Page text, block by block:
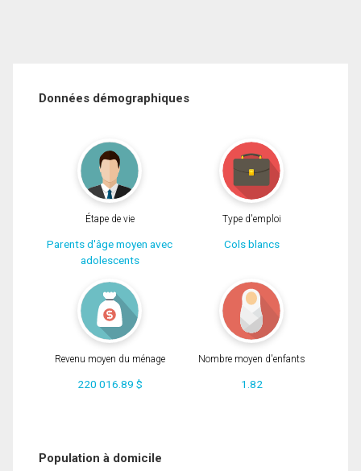
Données démographiques
Étape de vie
Parents d'âge moyen avec
adolescents
Type d'emploi
Cols blancs
Revenu moyen du ménage
220 016.89 $
Nombre moyen d'enfants
1.82
Population à domicile